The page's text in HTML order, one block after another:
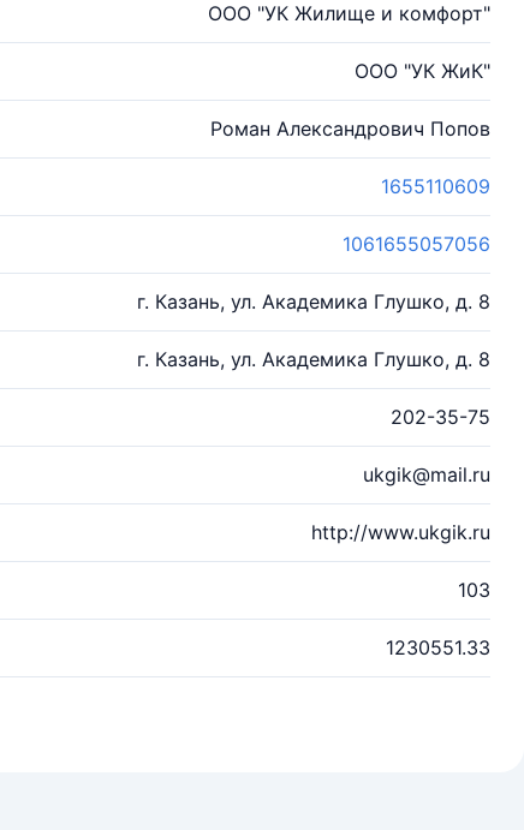
ООО "УК Жилище и комфорт"
ООО "УК ЖиК"
Роман Александрович Попов
1655110609
1061655057056
г. Казань, ул. Академика Глушко, д. 8
г. Казань, ул. Академика Глушко, д. 8
202-35-75
ukgik@mail.ru
http://www.ukgik.ru
103
1230551.33